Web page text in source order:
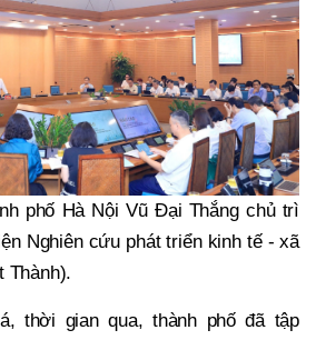
phố Hà Nội Vũ Đại Thắng chủ trì
Nghiên cứu phát triển kinh tế - xã
Thành).
thời gian qua, thành phố đã tập